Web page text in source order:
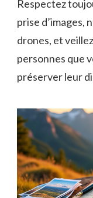
Respectez
prise d’images,
drones, et
personnes que
préserver leur